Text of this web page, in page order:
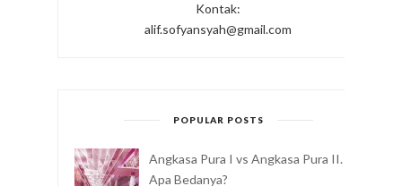
Kontak:
alif.sofyansyah@gmail.com
POPULAR POSTS
Angkasa Pura I vs Angkasa Pura II.
Apa Bedanya?